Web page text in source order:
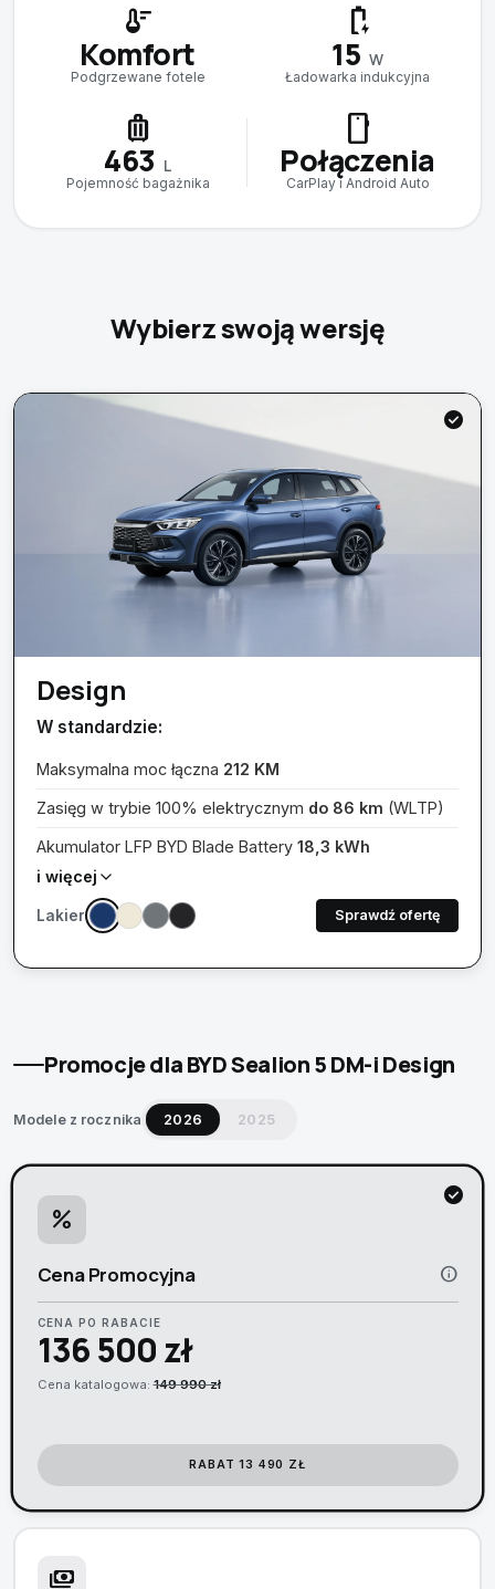
thermostat
Komfort
Podgrzewane fotele
battery_charging_full
15 W
Ładowarka indukcyjna
luggage
463 L
Pojemność bagażnika
smartphone
Połączenia
CarPlay i Android Auto
Wybierz swoją wersję
check_circle
Design
W standardzie:
Maksymalna moc łączna 212 KM
Zasięg w trybie 100% elektrycznym do 86 km (WLTP)
Akumulator LFP BYD Blade Battery 18,3 kWh
i więcej
Lakier: Sprawdź ofertę
Promocje dla BYD Sealion 5 DM-iDesign
Modele z rocznika 2026 2025
check_circle
percent
Cena Promocyjna info
CENA PO RABACIE
136 500 zł
Cena katalogowa:149 990 zł
RABAT 13 490 ZŁ
payments